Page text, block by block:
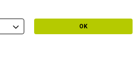
OK